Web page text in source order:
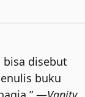
bisa disebut
buku